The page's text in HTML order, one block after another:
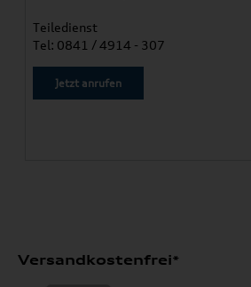
Teiledienst
Tel: 0841 / 4914 - 307
Jetzt anrufen
Versandkostenfrei*